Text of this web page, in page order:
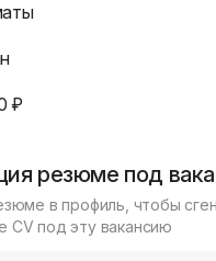
резюме под
в профиль, чтобы
CV под эту вакансию
₽